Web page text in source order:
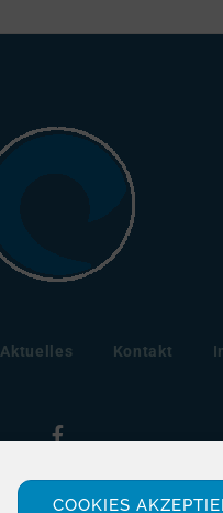
COOKIES
Aktuelles Kontakt